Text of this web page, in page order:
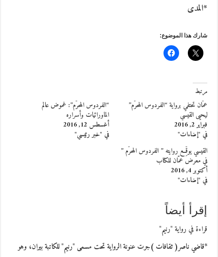
*المدى
شارك هذا الموضوع:
مرتبط
عمّان تحتفي برواية “الفردوس المحرّم”
ليحيى القيسي
فبراير 2, 2016
في "إضاءات"
“الفردوس المحرّم”: غموض عالم
الماورائيات وأسراره
أغسطس 12, 2016
في "خبر رئيسي"
القيسي يوقِّع روايته ” الفردوس المحرّم ”
في معرض عمّان للكتاب
أكتوبر 4, 2016
في "إضاءات"
إقرأ أيضاً
قراءة في رواية "رنيم"
*قاضي ناصر( ثقافات )جرت عنونة الرواية تحت مسمى "رنيم" للكاتبة بيران، وهو